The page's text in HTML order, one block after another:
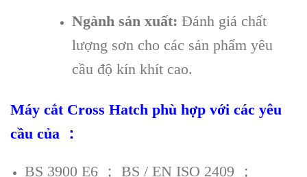
Ngành sản xuất: Đánh giá chất
lượng sơn cho các sản phẩm yêu
cầu độ kín khít cao.
Máy cắt Cross Hatch phù hợp với các yêu
cầu của ：
BS 3900 E6 ； BS / EN ISO 2409 ；